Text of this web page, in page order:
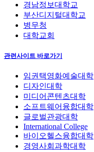
경남정보대학교
부산디지털대학교
병무청
대학교회
관련사이트 바로가기
임권택영화예술대학
디자인대학
미디어콘텐츠대학
소프트웨어융합대학
글로벌관광대학
International College
바이오헬스융합대학
경영사회과학대학